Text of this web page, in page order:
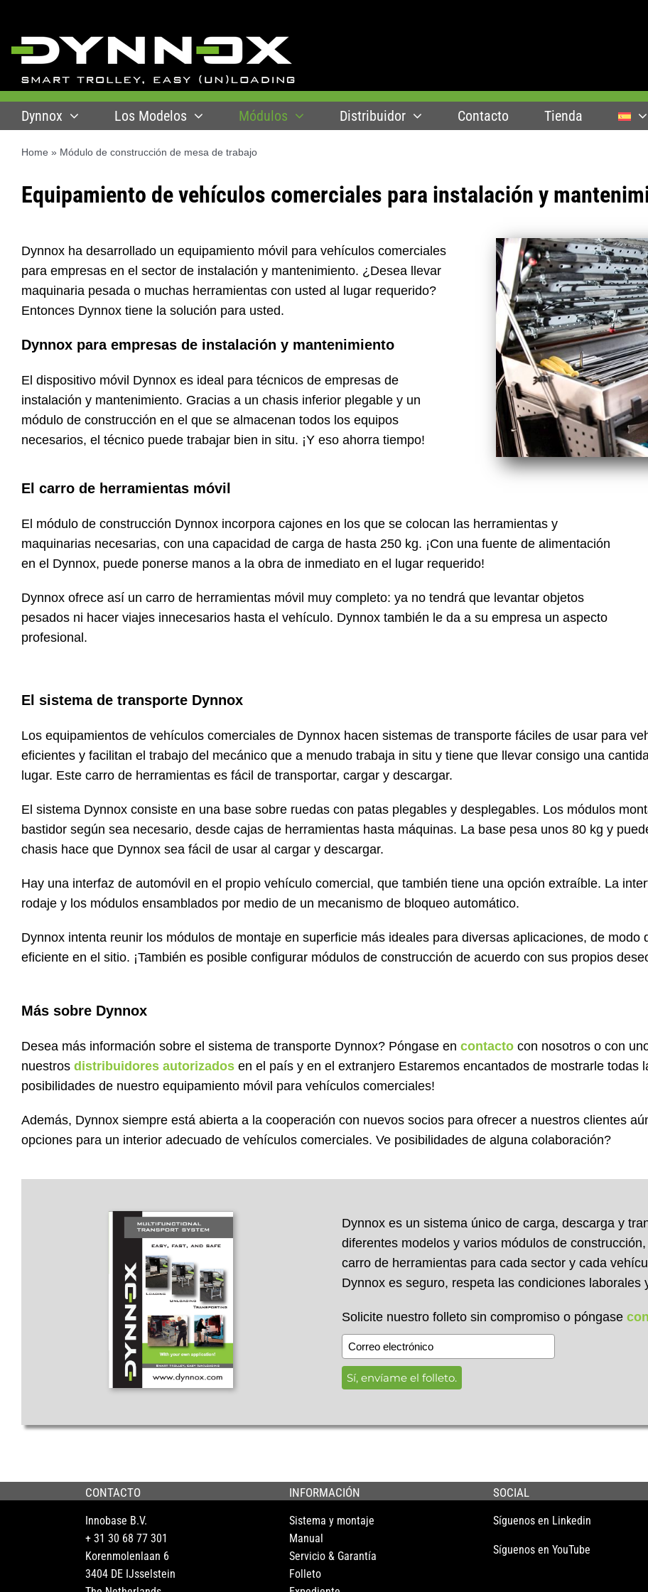
content
Dynnox Los Modelos Módulos Distribuidor Contacto Tienda
Home » Módulo de construcción de mesa de trabajo
Equipamiento de vehículos comerciales para instalación y
Dynnox ha desarrollado un equipamiento móvil para vehículos comerciales
para empresas en el sector de instalación y mantenimiento. ¿Desea llevar
maquinaria pesada o muchas herramientas con usted al lugar requerido?
Entonces Dynnox tiene la solución para usted.
Dynnox para empresas de instalación y mantenimiento
El dispositivo móvil Dynnox es ideal para técnicos de empresas de
instalación y mantenimiento. Gracias a un chasis inferior plegable y un
módulo de construcción en el que se almacenan todos los equipos
necesarios, el técnico puede trabajar bien in situ. ¡Y eso ahorra tiempo!
El carro de herramientas móvil
El módulo de construcción Dynnox incorpora cajones en los que se colocan las herramientas y
maquinarias necesarias, con una capacidad de carga de hasta 250 kg. ¡Con una fuente de alimentación
en el Dynnox, puede ponerse manos a la obra de inmediato en el lugar requerido!
Dynnox ofrece así un carro de herramientas móvil muy completo: ya no tendrá que levantar objetos
pesados ​​ni hacer viajes innecesarios hasta el vehículo. Dynnox también le da a su empresa un aspecto
profesional.
El sistema de transporte Dynnox
Los equipamientos de vehículos comerciales de Dynnox hacen sistemas de transporte fáciles de usar para
eficientes y facilitan el trabajo del mecánico que a menudo trabaja in situ y tiene que llevar consigo una
lugar. Este carro de herramientas es fácil de transportar, cargar y descargar.
El sistema Dynnox consiste en una base sobre ruedas con patas plegables y desplegables. Los módulos
bastidor según sea necesario, desde cajas de herramientas hasta máquinas. La base pesa unos 80 kg y
chasis hace que Dynnox sea fácil de usar al cargar y descargar.
Hay una interfaz de automóvil en el propio vehículo comercial, que también tiene una opción extraíble. La
rodaje y los módulos ensamblados por medio de un mecanismo de bloqueo automático.
Dynnox intenta reunir los módulos de montaje en superficie más ideales para diversas aplicaciones, de
eficiente en el sitio. ¡También es posible configurar módulos de construcción de acuerdo con sus propios
Más sobre Dynnox
Desea más información sobre el sistema de transporte Dynnox? Póngase en contactocon nosotros o con
nuestros distribuidores autorizadosen el país y en el extranjero Estaremos encantados de mostrarle todas
posibilidades de nuestro equipamiento móvil para vehículos comerciales!
Además, Dynnox siempre está abierta a la cooperación con nuevos socios para ofrecer a nuestros clientes
opciones para un interior adecuado de vehículos comerciales. Ve posibilidades de alguna colaboración?
Dynnox es un sistema único de carga, descarga y
diferentes modelos y varios módulos de
carro de herramientas para cada sector y cada
Dynnox es seguro, respeta las condiciones laborales
Solicite nuestro folleto sin compromiso o póngase
Sí, envíame el folleto.
CONTACTO INFORMACIÓN SOCIAL
Innobase B.V.
+ 31 30 68 77 301
Korenmolenlaan 6
3404 DE IJsselstein
Sistema y montaje
Manual
Servicio & Garantía
Folleto
Síguenos en Linkedin
Síguenos en YouTube